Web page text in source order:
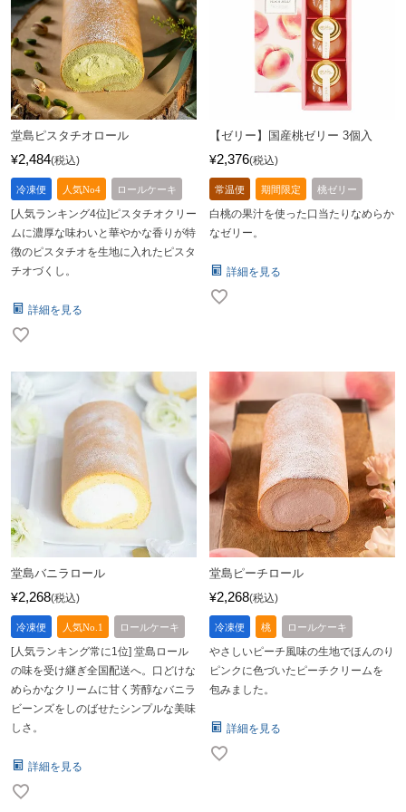
堂島ピスタチオロール
¥2,484 税込
冷凍便 人気No4 ロールケーキ
[人気ランキング4位]ピスタチオクリー
ムに濃厚な味わいと華やかな香りが特
徴のピスタチオを生地に入れたピスタ
チオづくし。
詳細を見る
【ゼリー】国産桃ゼリー 3個入
¥2,376 税込
常温便 期間限定 桃ゼリー
白桃の果汁を使った口当たりなめらか
なゼリー。
詳細を見る
堂島バニラロール
¥2,268 税込
冷凍便 人気No.1 ロールケーキ
[人気ランキング常に1位] 堂島ロール
の味を受け継ぎ全国配送へ。口どけな
めらかなクリームに甘く芳醇なバニラ
ビーンズをしのばせたシンプルな美味
しさ。
詳細を見る
堂島ピーチロール
¥2,268 税込
冷凍便 桃 ロールケーキ
やさしいピーチ風味の生地でほんのり
ピンクに色づいたピーチクリームを
包みました。
詳細を見る